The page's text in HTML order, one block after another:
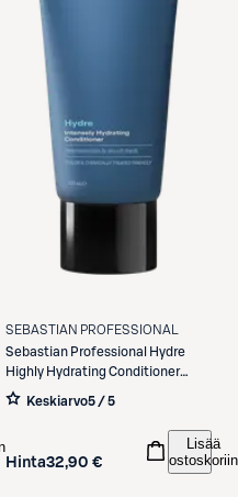
SEBASTIAN PROFESSIONAL
Sebastian Professional
Hydre
Highly Hydrating Conditioner
200ml
Keskiarvo5 / 5
Hinta32,90 €
Lisää
ostoskoriin